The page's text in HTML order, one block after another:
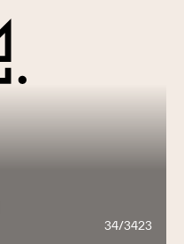
34/3423